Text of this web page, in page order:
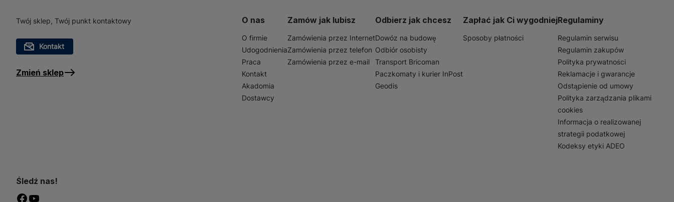
Twój sklep, Twój punkt kontaktowy
Kontakt
Zmień sklep
O nas
O firmie
Udogodnienia
Praca
Kontakt
Akadomia
Dostawcy
Zamów jak lubisz
Zamówienia przez Internet
Zamówienia przez telefon
Zamówienia przez e-mail
Odbierz jak chcesz
Dowóz na budowę
Odbiór osobisty
Transport Bricoman
Paczkomaty i kurier InPost
Geodis
Zapłać jak Ci wygodniej
Sposoby płatności
Regulaminy
Regulamin serwisu
Regulamin zakupów
Polityka prywatności
Reklamacje i gwarancje
Odstąpienie od umowy
Polityka zarządzania plikami
cookies
Informacja o realizowanej
strategii podatkowej
Kodeksy etyki ADEO
Śledź nas!